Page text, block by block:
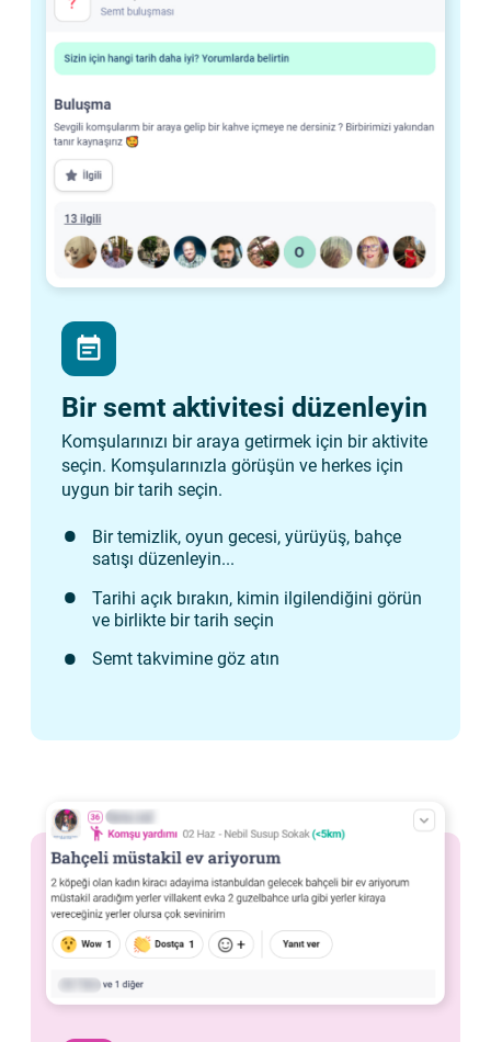
event_note
Bir semt aktivitesi düzenleyin
Komşularınızı bir araya getirmek için bir aktivite
seçin. Komşularınızla görüşün ve herkes için
uygun bir tarih seçin.
Bir temizlik, oyun gecesi, yürüyüş, bahçe
satışı düzenleyin...
Tarihi açık bırakın, kimin ilgilendiğini görün
ve birlikte bir tarih seçin
Semt takvimine göz atın